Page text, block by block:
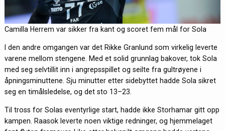
Camilla Herrem var sikker fra kant og scoret fem mål for Sola
I den andre omgangen var det Rikke Granlund som virkelig leverte
varene mellom stengene. Med et solid grunnlag bakover, tok Sola
med seg selvtillit inn i angrepsspillet og seilte fra gultrøyene i
åpningsminuttene. Sju minutter etter sidebyttet hadde Sola sikret
seg en timålsledelse, og det sto 13–23.
Til tross for Solas eventyrlige start, hadde ikke Storhamar gitt opp
kampen. Raasok leverte noen viktige redninger, og hjemmelaget